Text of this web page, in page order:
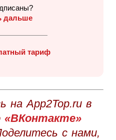
дальше
тариф
на App2Top.ru в
«ВКонтакте»
с нами,